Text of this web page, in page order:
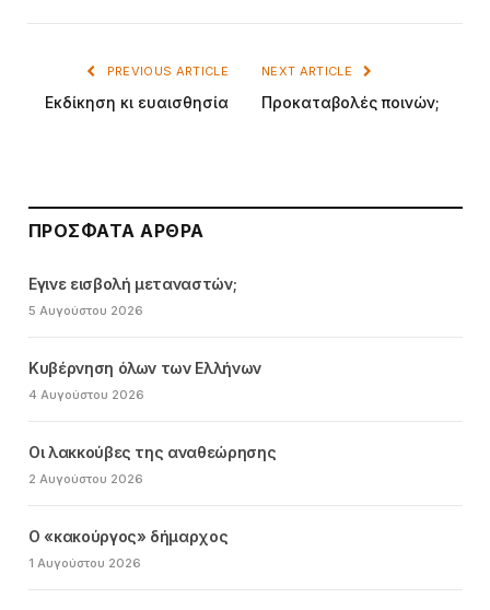
PREVIOUS ARTICLE
Εκδίκηση κι ευαισθησία
NEXT ARTICLE
Προκαταβολές ποινών;
ΠΡΌΣΦΑΤΑ ΆΡΘΡΑ
Εγινε εισβολή μεταναστών;
5 Αυγούστου 2026
Κυβέρνηση όλων των Ελλήνων
4 Αυγούστου 2026
Οι λακκούβες της αναθεώρησης
2 Αυγούστου 2026
Ο «κακούργος» δήμαρχος
1 Αυγούστου 2026